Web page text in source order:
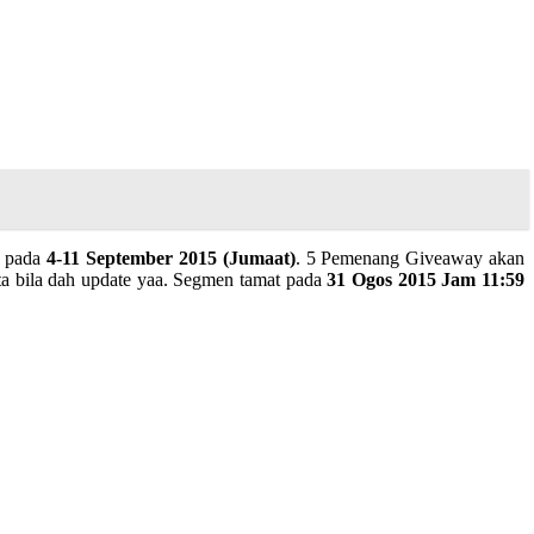
pada4-11 September 2015 (Jumaat). 5 Pemenang Giveaway akan
bila dah update yaa. Segmen tamat pada31 Ogos 2015 Jam 11:59